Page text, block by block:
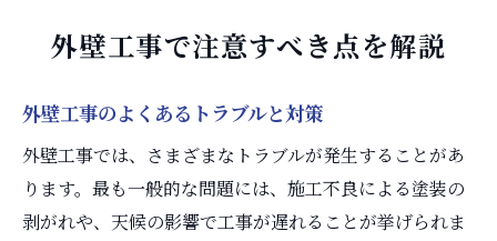
外壁工事で注意すべき点を解説
外壁工事のよくあるトラブルと対策
外壁工事では、さまざまなトラブルが発生することがあ
ります。最も一般的な問題には、施工不良による塗装の
剥がれや、天候の影響で工事が遅れることが挙げられま